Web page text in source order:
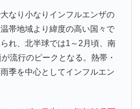
なり小なりインフルエンザの
帯地域より緯度の高い国々で
れ、北半球では1～2月頃、南
流行のピークとなる。熱帯・
季を中心としてインフルエン